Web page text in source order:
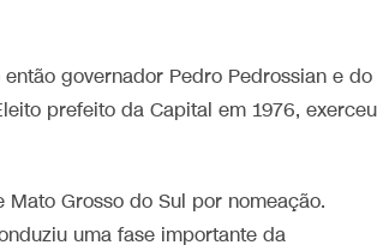
governador Pedro Pedrossian e do
prefeito da Capital em 1976, exerceu
Grosso do Sul por nomeação.
uma fase importante da